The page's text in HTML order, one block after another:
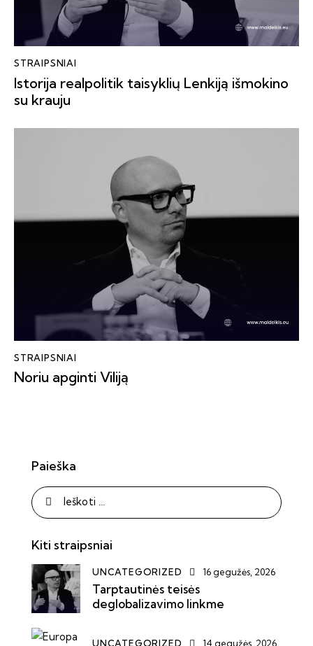
STRAIPSNIAI
Istorija realpolitik taisyklių Lenkiją išmokino
su krauju
STRAIPSNIAI
Noriu apginti Viliją
Paieška
Kiti straipsniai
UNCATEGORIZED 16 gegužės, 2026
Tarptautinės teisės
deglobalizavimo linkme
UNCATEGORIZED 14 gegužės, 2026